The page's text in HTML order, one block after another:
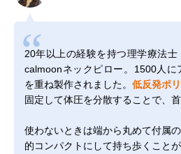
20年以上の経験を持つ理学療法
calmoonネックピロー。1500人に
を重ね製作されました。 低反発ポ
固定して体圧を分散することで、
使わないときは端から丸めて付属
的コンパクトにして持ち歩くこと